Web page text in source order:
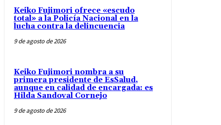
Keiko Fujimori ofrece «escudo
total» a la Policía Nacional en la
lucha contra la delincuencia
9 de agosto de 2026
Keiko Fujimori nombra a su
primera presidente de EsSalud,
aunque en calidad de encargada: es
Hilda Sandoval Cornejo
9 de agosto de 2026